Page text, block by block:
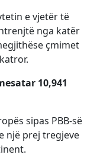
e vjetër të
nga katër
çmimet
10,941
sipas PBB-së
një prej tregjeve